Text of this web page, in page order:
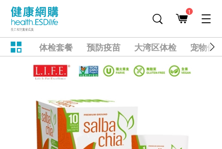
1
体检套餐 预防疫苗 大湾区体检 宠物健